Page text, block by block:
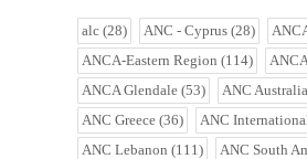
alc (28) ANC - Cyprus (28)
ANCA-Eastern Region (114)
ANCA Glendale (53) ANC Australia
ANC Greece (36) ANC
ANC Lebanon (111) ANC South